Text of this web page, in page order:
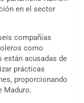
en el sector
compañías
como
están acusadas de
prácticas
proporcionando
Maduro.